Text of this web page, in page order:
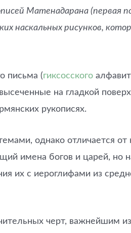
Матенадарана (первая
наскальных рисунков,
письма (гиксосского
на гладкой
рукописях.
однако отличается
имена богов и царей,
их с иероглифами из
черт, важнейшим